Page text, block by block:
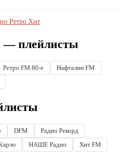
Ретро Хит
— плейлисты
Ретро FM 80-е
Нафталин FM
DFM
Радио Рекорд
НАШЕ Радио Хит FM